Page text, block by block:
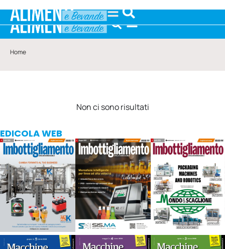
Home
Non ci sono risultati
EDICOLA WEB